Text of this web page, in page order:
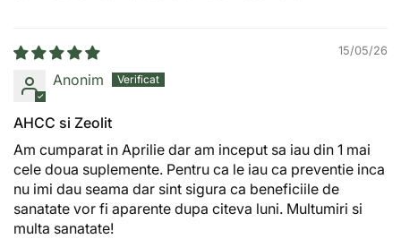
15/05/26
Anonim
AHCC si Zeolit
Am cumparat in Aprilie dar am inceput sa iau din 1 mai
cele doua suplemente. Pentru ca le iau ca preventie inca
nu imi dau seama dar sint sigura ca beneficiile de
sanatate vor fi aparente dupa citeva luni. Multumiri si
multa sanatate!